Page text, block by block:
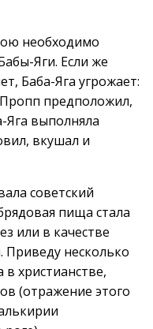
необходимо
Яги. Если же
Баба-Яга угрожает:
предположил,
Яга выполняла
вкушал и
советский
пища стала
или в качестве
Приведу несколько
христианстве,
(отражение этого